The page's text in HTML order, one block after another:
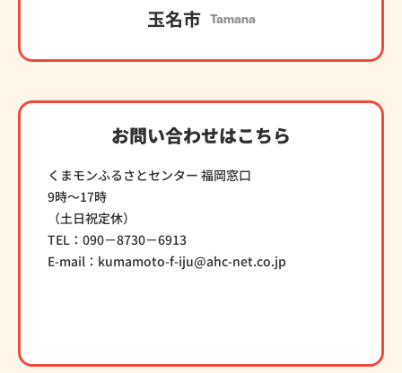
玉名市 Tamana
お問い合わせはこちら
くまモンふるさとセンター 福岡窓口
9時～17時
（土日祝定休）
TEL：090－8730－6913
E-mail：kumamoto-f-iju@ahc-net.co.jp